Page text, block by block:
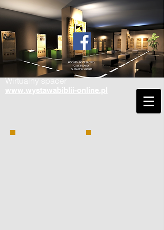
Wirtualny spacer
www.wystawabiblii-online.pl